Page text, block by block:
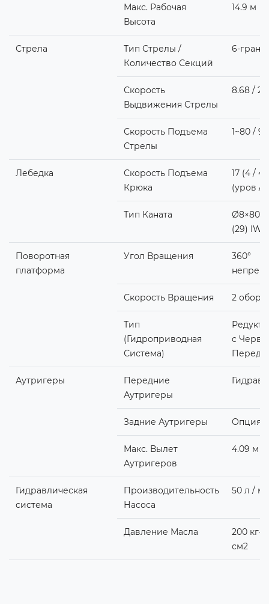
Макс. Рабочая
Высота
14.9 м
Стрела
Тип Стрелы /
Количество Секций
6-
Скорость
Выдвижения Стрелы
8.68 /
Скорость Подъема
Стрелы
1~80 / 9
Лебедка
Скорость Подъема
Крюка
17 (4 /
(уров /
Тип Каната
(29)
Поворотная
платформа
Угол Вращения
360°
Скорость Вращения 2
Тип
(Гидроприводная
Система)
с
Аутригеры
Передние
Аутригеры
Задние Аутригеры Опция
Макс. Вылет
Аутригеров
4.09 м
Гидравлическая
система
Производительность
Насоса
50 л /
Давление Масла
200 кг-
см2